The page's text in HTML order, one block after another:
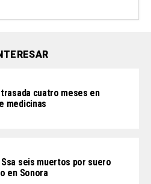
cuatro meses en
medicinas
seis muertos por suero
en Sonora